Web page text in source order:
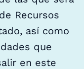
Recursos
así como
que
en este